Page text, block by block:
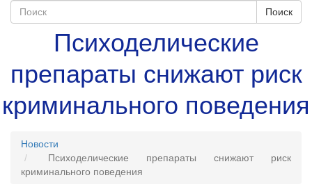
Психоделические
препараты снижают риск
криминального поведения
Новости
Психоделические препараты снижают риск
криминального поведения